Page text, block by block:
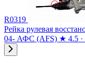
R0319
Рейка рулевая
04- АФС (AFS) ★ 4.5